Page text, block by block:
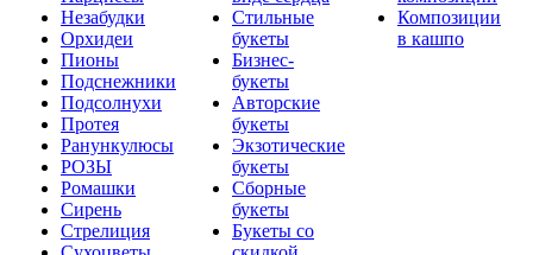
Незабудки
Орхидеи
Пионы
Подснежники
Подсолнухи
Протея
Ранункулюсы
РОЗЫ
Ромашки
Сирень
Стрелиция
Стильные
букеты
Бизнес-
букеты
Авторские
букеты
Экзотические
букеты
Сборные
букеты
Букеты со
Композиции
в кашпо